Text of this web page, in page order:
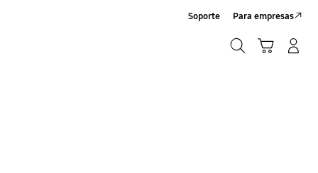
Soporte Para empresas